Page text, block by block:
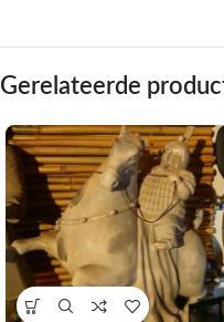
Gerelateerde